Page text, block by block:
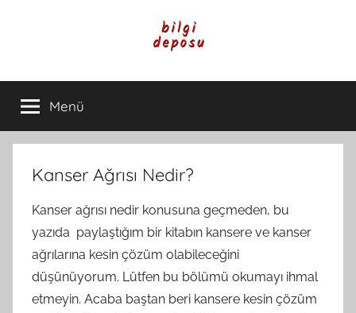
Bilgi
Deposu
Günlük
Yaşam
ve
Rehber
İçerikleri
Menü
Kanser Ağrısı Nedir?
Kanser ağrısı nedir konusuna geçmeden, bu
yazıda paylaştığım bir kitabın kansere ve kanser
ağrılarına kesin çözüm olabileceğini
düşünüyorum. Lütfen bu bölümü okumayı ihmal
etmeyin. Acaba baştan beri kansere kesin çözüm